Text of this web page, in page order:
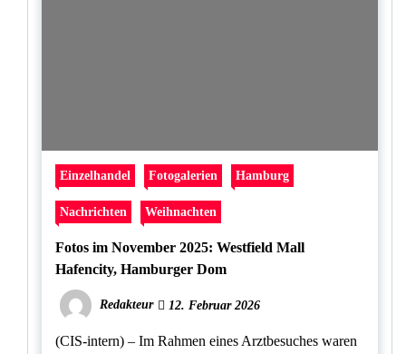
Einzelhandel Fotogalerien Hamburg
Nachrichten Weihnachten
Fotos im November 2025: Westfield Mall
Hafencity, Hamburger Dom
Redakteur 12. Februar 2026
(CIS-intern) – Im Rahmen eines Arztbesuches waren